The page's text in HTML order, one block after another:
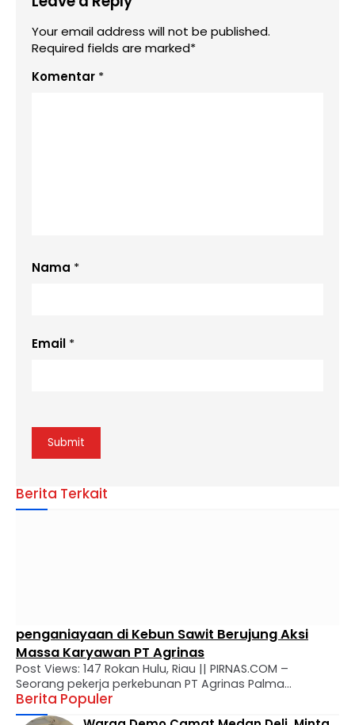
Your email address will not be published.
Required fields are marked*
Komentar *
Nama *
Email *
Berita Terkait
penganiayaan di Kebun Sawit Berujung Aksi
Massa Karyawan PT Agrinas
Post Views: 147 Rokan Hulu, Riau || PIRNAS.COM –
Seorang pekerja perkebunan PT Agrinas Palma
Nusantara melaporkan dugaan penganiayaan yang
dialaminya di area Afdeling IX Kebun Rantau Kasai, Desa
Berita Populer